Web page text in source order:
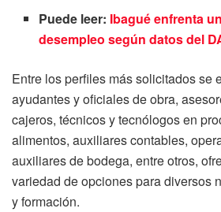
Puede leer: Ibagué enfrenta
desempleo según datos del
Entre los perfiles más solicitados se
ayudantes y oficiales de obra,
cajeros, técnicos y tecnólogos en
alimentos, auxiliares contables,
auxiliares de bodega, entre otros,
variedad de opciones para diversos
y formación.